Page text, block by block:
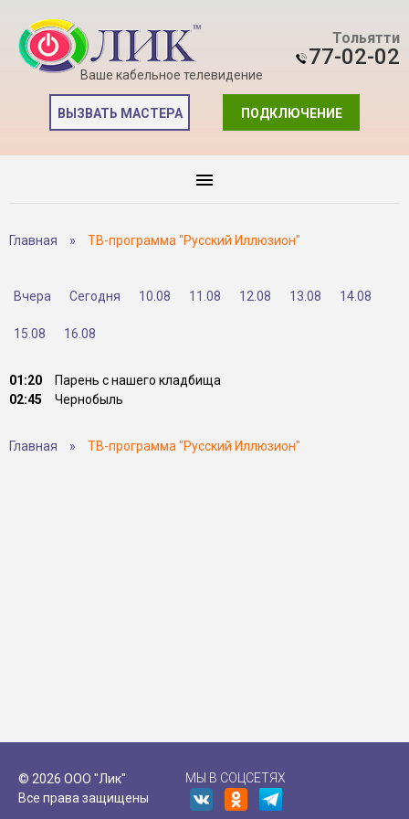
Ваше кабельное телевидение
Тольятти
77-02-02
ПОДКЛЮЧЕНИЕ
ВЫЗВАТЬ МАСТЕРА
Главная » ТВ-программа "Русский Иллюзион"
Вчера Сегодня 10.08 11.08 12.08 13.08 14.08
15.08 16.08
01:20
Парень с нашего кладбища
02:45
Чернобыль
Главная » ТВ-программа "Русский Иллюзион"
© 2026 ООО "Лик"
Все права защищены
МЫ В СОЦСЕТЯХ